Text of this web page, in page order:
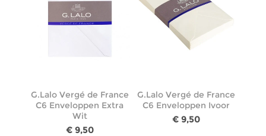
G.Lalo Vergé de France
C6 Enveloppen Extra
Wit
€ 9,50
G.Lalo Vergé de France
C6 Enveloppen Ivoor
€ 9,50